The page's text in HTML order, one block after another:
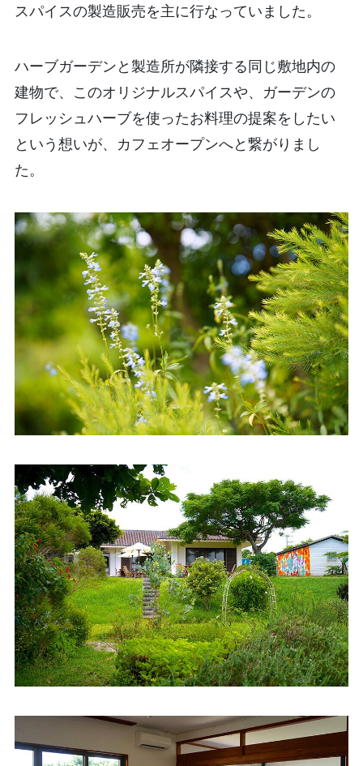
スパイスの製造販売を主に行なっていました。
ハーブガーデンと製造所が隣接する同じ敷地内の
建物で、このオリジナルスパイスや、ガーデンの
フレッシュハーブを使ったお料理の提案をしたい
という想いが、カフェオープンへと繋がりまし
た。